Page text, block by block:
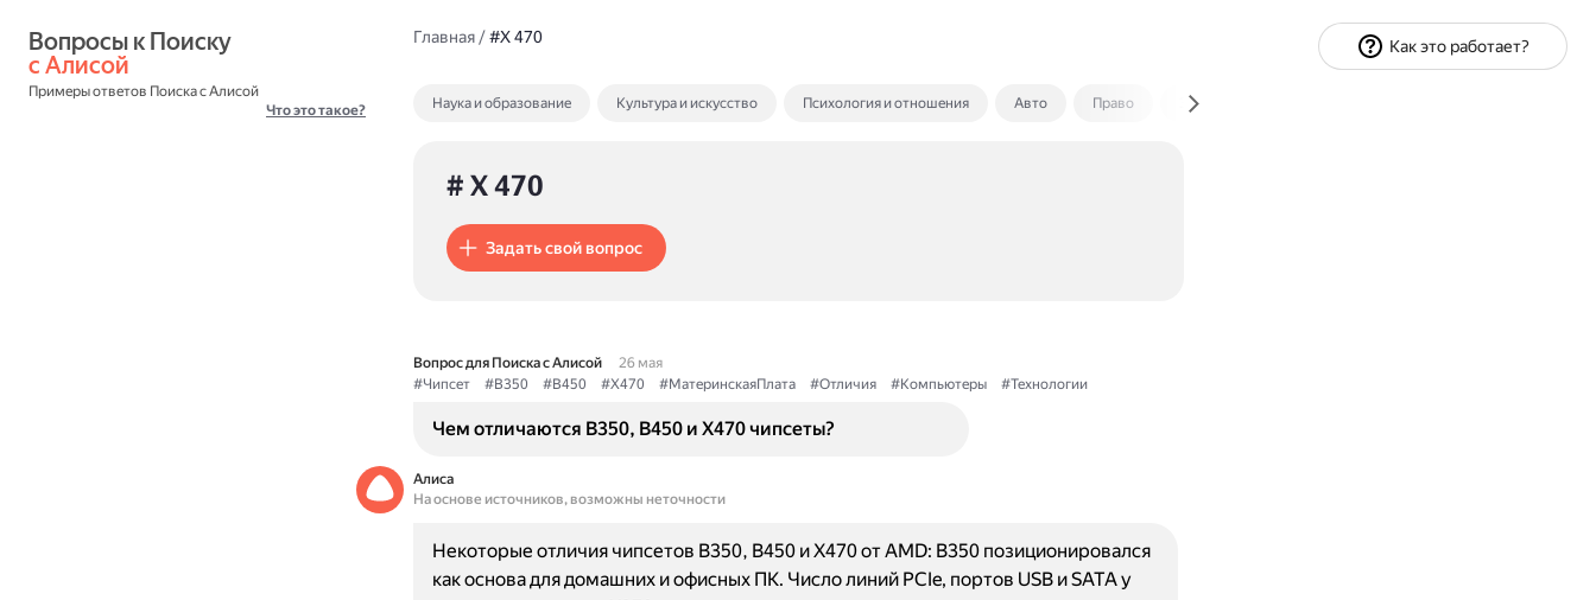
с Алисой
Примеры ответов Поиска с Алисой
Что это такое?
Главная/#X 470
Наука и образование Культура и искусство Психология и отношения Авто Право Экономика и финансы
# X 470
Задать свой вопрос
Вопрос для Поиска с Алисой
26 мая
#Чипсет
#B350 #B450 #X470 #МатеринскаяПлата #Отличия #Компьютеры #Технологии
Чем отличаются B350, B450 и X470 чипсеты?
Алиса
На основе источников, возможны неточности
Некоторые отличия чипсетов B350, B450 и X470 от AMD: B350 позиционировался
как основа для домашних и офисных ПК. Число линий PCIe, портов USB и SATA у
Как это работает?